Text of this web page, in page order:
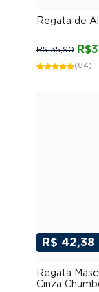
Regata de
R$ 35,90
(84)
R$ 42,38
Regata
Cinza